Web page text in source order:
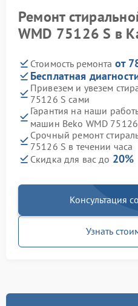
Ремонт
WMD 75126 S в
Стоимость ремонта от
Бесплатная
Привезем и увезем
75126 S сами
Гарантия на наши
машин Beko WMD
Срочный ремонт
75126 S в течении часа
Скидка для вас до 20%
Консультация
Узнать